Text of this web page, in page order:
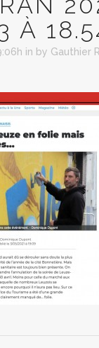
À
in by Gauthier